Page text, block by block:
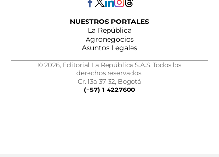
NUESTROS PORTALES
La República
Agronegocios
Asuntos Legales
© 2026, Editorial La República S.A.S. Todos los
derechos reservados.
Cr. 13a 37-32, Bogotá
(+57) 1 4227600